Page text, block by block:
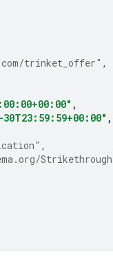
trinket_offer" ,
,
,
,